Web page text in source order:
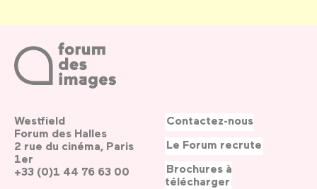
Westfield
Forum des Halles
2 rue du cinéma, Paris
1er
+33 (0)1 44 76 63 00
Contactez-nous
Le Forum recrute
Brochures à
télécharger